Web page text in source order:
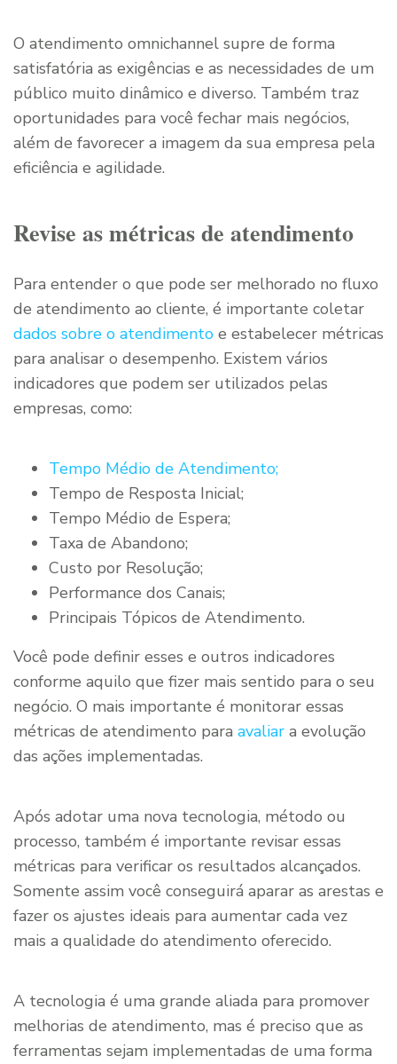
O atendimento omnichannel supre de forma
satisfatória as exigências e as necessidades de um
público muito dinâmico e diverso. Também traz
oportunidades para você fechar mais negócios,
além de favorecer a imagem da sua empresa pela
eficiência e agilidade.
Revise as métricas de atendimento
Para entender o que pode ser melhorado no fluxo
de atendimento ao cliente, é importante coletar
dados sobre o atendimento e estabelecer métricas
para analisar o desempenho. Existem vários
indicadores que podem ser utilizados pelas
empresas, como:
Tempo Médio de Atendimento;
Tempo de Resposta Inicial;
Tempo Médio de Espera;
Taxa de Abandono;
Custo por Resolução;
Performance dos Canais;
Principais Tópicos de Atendimento.
Você pode definir esses e outros indicadores
conforme aquilo que fizer mais sentido para o seu
negócio. O mais importante é monitorar essas
métricas de atendimento para avaliar a evolução
das ações implementadas.
Após adotar uma nova tecnologia, método ou
processo, também é importante revisar essas
métricas para verificar os resultados alcançados.
Somente assim você conseguirá aparar as arestas e
fazer os ajustes ideais para aumentar cada vez
mais a qualidade do atendimento oferecido.
A tecnologia é uma grande aliada para promover
melhorias de atendimento, mas é preciso que as
ferramentas sejam implementadas de uma forma